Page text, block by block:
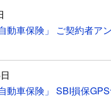
動車保険」 ご契約者ア
動車保険」 SBI損保